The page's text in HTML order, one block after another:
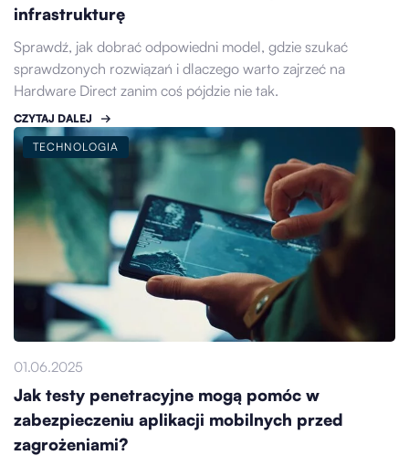
infrastrukturę
Sprawdź, jak dobrać odpowiedni model, gdzie szukać
sprawdzonych rozwiązań i dlaczego warto zajrzeć na
Hardware Direct zanim coś pójdzie nie tak.
CZYTAJ DALEJ
TECHNOLOGIA
01.06.2025
Jak testy penetracyjne mogą pomóc w
zabezpieczeniu aplikacji mobilnych przed
zagrożeniami?